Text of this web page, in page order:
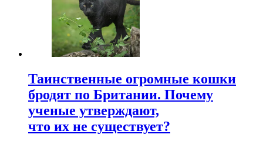
Таинственные огромные кошки
бродят по Британии. Почему
ученые утверждают,
что их не существует?